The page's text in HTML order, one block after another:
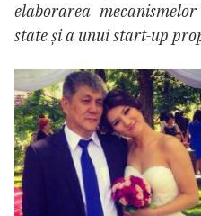
elaborarea
state și a unui start-up